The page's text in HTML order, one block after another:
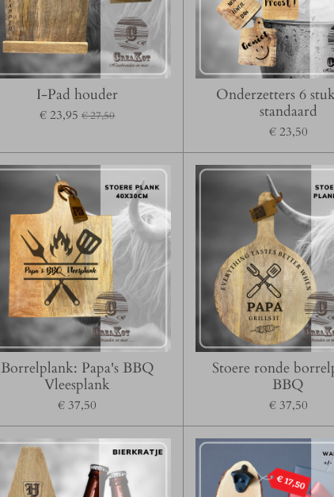
I-Pad houder
€ 23,95 € 27,50
Onderzetters 6
standaard
€ 23,50
Borrelplank: Papa's BBQ
Vleesplank
€ 37,50
Stoere ronde
BBQ
€ 37,50